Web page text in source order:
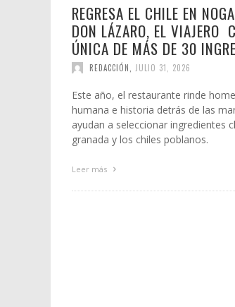
REGRESA EL CHILE EN
DON LÁZARO, EL VIAJERO
ÚNICA DE MÁS DE 30
REDACCIÓN JULIO 31, 2026
Este año, el restaurante rinde
humana e historia detrás de las
ayudan a seleccionar ingredientes
granada y los chiles poblanos.
Leer más